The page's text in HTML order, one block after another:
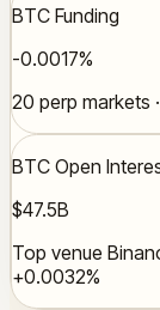
BTC Funding
-0.0017%
20 perp markets
BTC Open
$47.5B
Top venue
+0.0032%